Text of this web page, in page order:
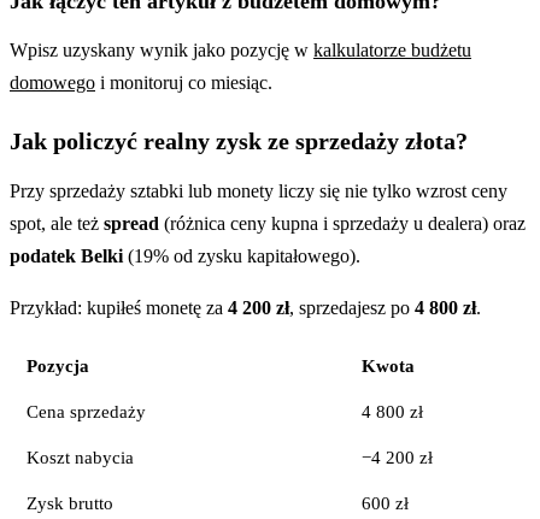
Wpisz uzyskany wynik jako pozycję w kalkulatorze budżetu
domowego i monitoruj co miesiąc.
Jak policzyć realny zysk ze sprzedaży złota?
Przy sprzedaży sztabki lub monety liczy się nie tylko wzrost ceny
spot, ale też spread (różnica ceny kupna i sprzedaży u dealera) oraz
podatek Belki (19% od zysku kapitałowego).
Przykład: kupiłeś monetę za 4 200 zł, sprzedajesz po 4 800 zł.
Pozycja Kwota
Cena sprzedaży 4 800 zł
Koszt nabycia −4 200 zł
Zysk brutto 600 zł